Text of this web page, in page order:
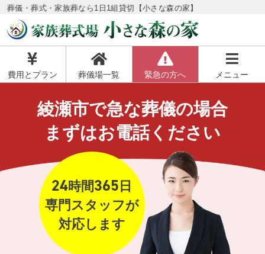
葬儀・葬式・家族葬なら1日1組貸切【小さな森の家】
費用とプラン 葬儀場一覧 緊急の方へ メニュー
綾瀬市で急な葬儀の場合
まずはお電話ください
24時間365 日
専門スタッフが
対応します